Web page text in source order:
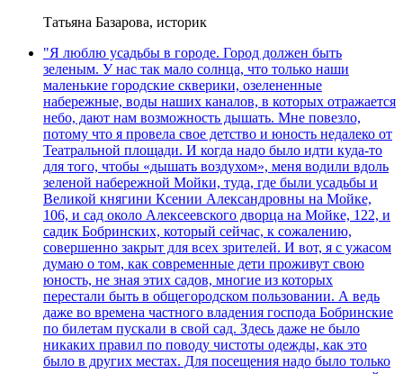
Татьяна Базарова, историк
"Я люблю усадьбы в городе. Город должен быть
зеленым. У нас так мало солнца, что только наши
маленькие городские скверики, озелененные
набережные, воды наших каналов, в которых отражается
небо, дают нам возможность дышать. Мне повезло,
потому что я провела свое детство и юность недалеко от
Театральной площади. И когда надо было идти куда-то
для того, чтобы «дышать воздухом», меня водили вдоль
зеленой набережной Мойки, туда, где были усадьбы и
Великой княгини Ксении Александровны на Мойке,
106, и сад около Алексеевского дворца на Мойке, 122, и
садик Бобринских, который сейчас, к сожалению,
совершенно закрыт для всех зрителей. И вот, я с ужасом
думаю о том, как современные дети проживут свою
юность, не зная этих садов, многие из которых
перестали быть в общегородском пользовании. А ведь
даже во времена частного владения господа Бобринские
по билетам пускали в свой сад. Здесь даже не было
никаких правил по поводу чистоты одежды, как это
было в других местах. Для посещения надо было только